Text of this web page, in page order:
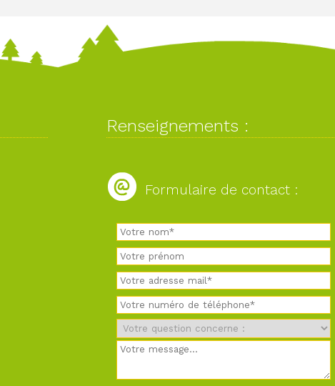
Renseignements :
Formulaire de contact :